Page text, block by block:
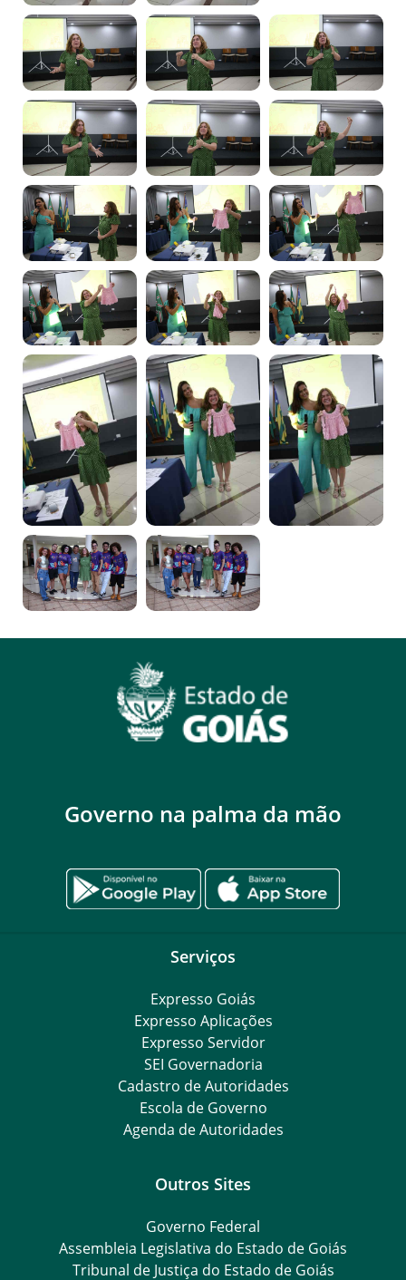
Governo na palma da mão
Serviços
Expresso Goiás
Expresso Aplicações
Expresso Servidor
SEI Governadoria
Cadastro de Autoridades
Escola de Governo
Agenda de Autoridades
Outros Sites
Governo Federal
Assembleia Legislativa do Estado de Goiás
Tribunal de Justiça do Estado de Goiás